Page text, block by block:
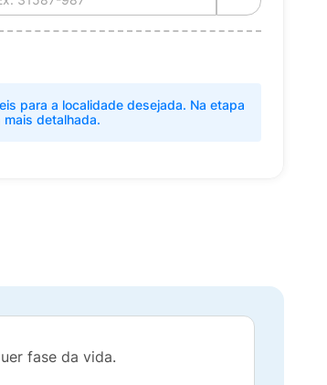
para a localidade desejada. Na etapa
detalhada.
fase da vida.